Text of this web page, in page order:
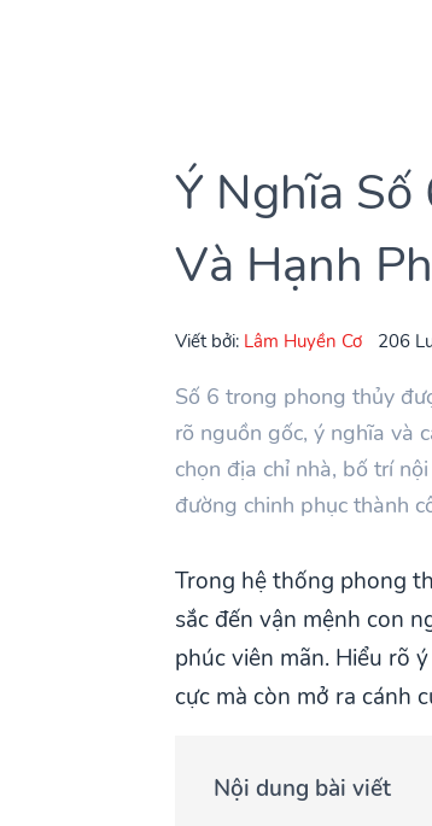
Ý Nghĩa
Và Hạnh
Viết bởi: Lâm Huyền Cơ 206
Số 6 trong phong thủy
rõ nguồn gốc, ý nghĩa và
chọn địa chỉ nhà, bố trí
đường chinh phục thành
Trong hệ thống phong
sắc đến vận mệnh con
phúc viên mãn. Hiểu rõ
cực mà còn mở ra cánh
Nội dung bài viết